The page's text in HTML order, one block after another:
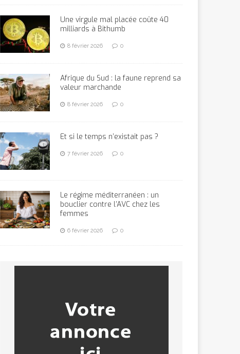
Une virgule mal placée coûte 40
milliards à Bithumb
8 février 2026 0
Afrique du Sud : la faune reprend sa
valeur marchande
8 février 2026 0
Et si le temps n’existait pas ?
7 février 2026 0
Le régime méditerranéen : un
bouclier contre l’AVC chez les
femmes
6 février 2026 0